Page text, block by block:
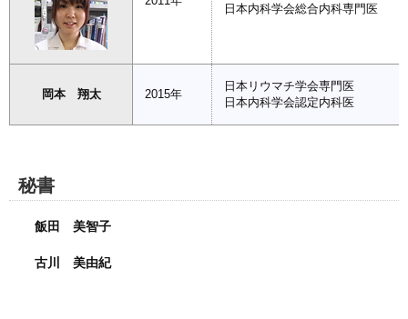
日本内科学会総合内科専門医
岡本 翔太 2015年
日本リウマチ学会専門医
日本内科学会認定内科医
秘書
飯田 美智子
古川 美由紀